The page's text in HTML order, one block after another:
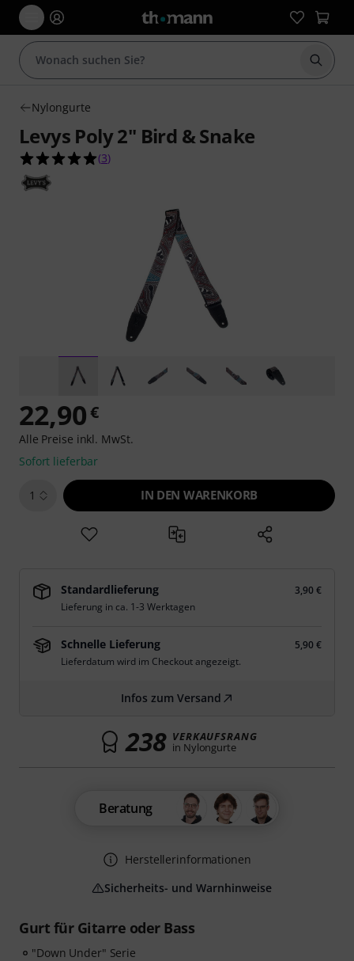
Suche
Nylongurte
Levys Poly 2" Bird & Snake
5.0 von 5 Sternen aus 3 Kundenbewertungen
(3)
Gurt für Gitarre oder Bass
"Down Under" Serie
22,90€
Alle Preise inkl. MwSt.
Sofort lieferbar
1 IN DEN WARENKORB
Standardlieferung
3,90 €
Lieferung in ca. 1-3 Werktagen
Schnelle Lieferung
5,90 €
Lieferdatum wird im Checkout angezeigt.
Infos zum Versand
238 VERKAUFSRANG
in Nylongurte
Beratung
Herstellerinformationen
Sicherheits- und Warnhinweise